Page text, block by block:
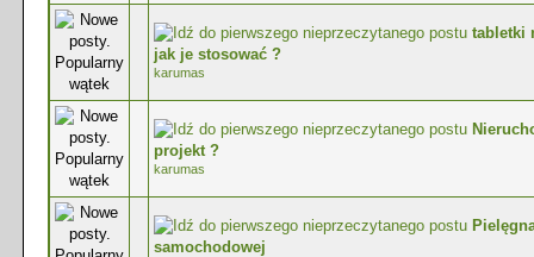
tabletki
jak je stosować ?
karumas
0 głosów - średnia ocena: 0 na 5 gwiazdek
projekt ?
karumas
0 głosów - średnia ocena: 0 na 5 gwiazdek
samochodowej
0 głosów - średnia ocena: 0 na 5 gwiazdek